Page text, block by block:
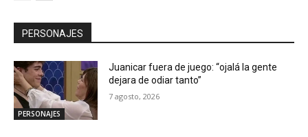
PERSONAJES
PERSONAJES
Juanicar fuera de juego: “ojalá la gente
dejara de odiar tanto”
7 agosto, 2026